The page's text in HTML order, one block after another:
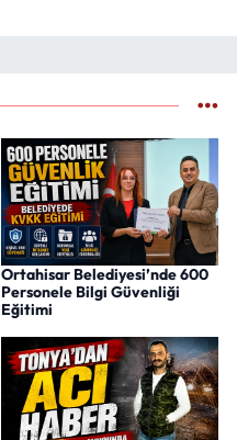
Ortahisar Belediyesi’nde 600
Personele Bilgi Güvenliği
Eğitimi